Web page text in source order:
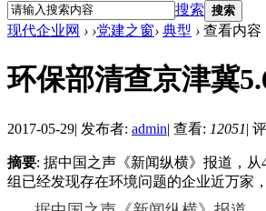
搜索 搜索
现代企业网 › ›党建之窗› 典型 › 查看内容
环保部清查京津冀
2017-05-29| 发布者: admin| 查看: 12051|
摘要: 据中国之声《新闻纵横》报道，
组已经发现存在环境问题的企业近万家